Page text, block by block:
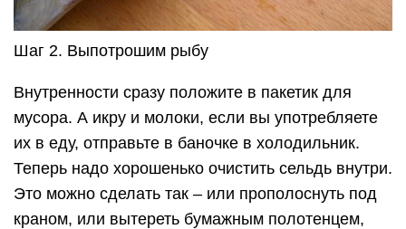
Шаг 2. Выпотрошим рыбу
Внутренности сразу положите в пакетик для
мусора. А икру и молоки, если вы употребляете
их в еду, отправьте в баночке в холодильник.
Теперь надо хорошенько очистить сельдь внутри.
Это можно сделать так – или прополоснуть под
краном, или вытереть бумажным полотенцем,